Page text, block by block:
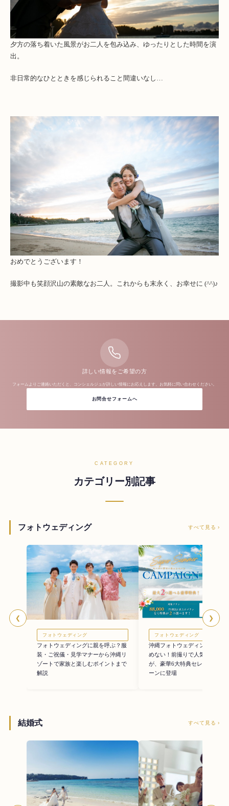
夕方の落ち着いた風景がお二人を包み込み、ゆったりとした時間を演
出。
非日常的なひとときを感じられること間違いなし…
おめでとうございます！
撮影中も笑顔沢山の素敵なお二人。これからも末永く、お幸せに (^^)♪
詳しい情報をご希望の方
フォームよりご連絡いただくと、コンシェルジュが詳しい情報にお応えします。お気軽に問い合わせください。
お問合せフォームへ
CATEGORY
カテゴリー別記事
フォトウェディング すべて見る ›
❮
フォトウェディング
フォトウェディングに親を呼ぶ？服
装・ご祝儀・見学マナーから沖縄リ
ゾートで家族と楽しむポイントまで
解説
フォトウェディング
沖縄フォトウェディングを費用
めない！前撮りで人気のオプシ
が、豪華6大特典セレクトキャ
ーンに登場
❯
結婚式 すべて見る ›